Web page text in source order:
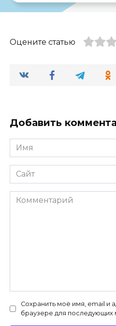
Оцените статью
Добавить
Имя
*
Сайт
Комментарий
Сохранить моё имя, email и
браузере для последующих